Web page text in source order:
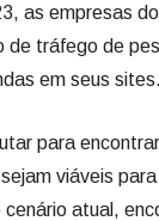
as empresas
de tráfego de
em seus sites.
para
viáveis
atual,